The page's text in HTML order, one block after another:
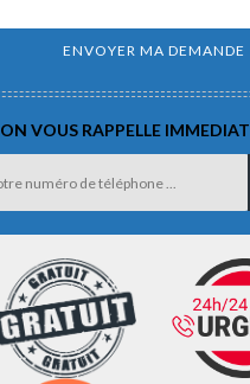
ON VOUS RAPPELLE